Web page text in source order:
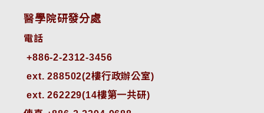
醫學院研發分處
電話
ext. 288502(2樓行政辦公室)
ext. 262229(14樓第一共研)